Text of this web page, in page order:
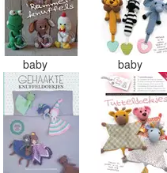
baby baby